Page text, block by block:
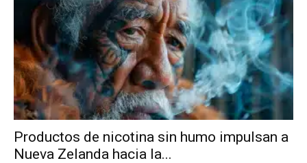
Productos de nicotina sin humo impulsan a
Nueva Zelanda hacia la...